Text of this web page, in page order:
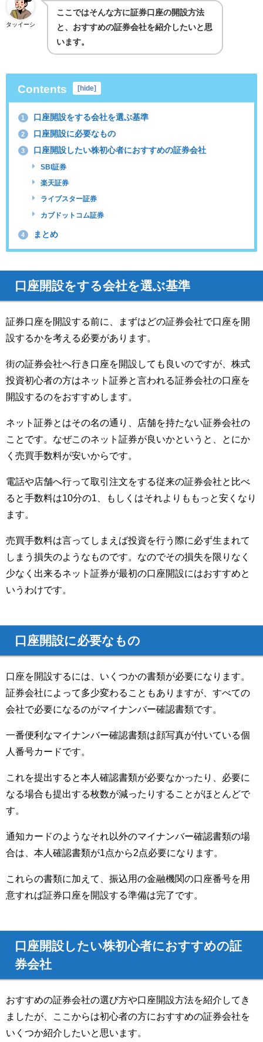
タッイーシ
ここではそんな方に証券口座の開設方法
と、おすすめの証券会社を紹介したいと思
います。
Contents [hide]
1 口座開設をする会社を選ぶ基準
2 口座開設に必要なもの
3 口座開設したい株初心者におすすめの証券会社
SBI証券
楽天証券
ライブスター証券
カブドットコム証券
4 まとめ
口座開設をする会社を選ぶ基準
証券口座を開設する前に、まずはどの証券会社で口座を開
設するかを考える必要があります。
街の証券会社へ行き口座を開設しても良いのですが、株式
投資初心者の方はネット証券と言われる証券会社の口座を
開設するのをおすすめします。
ネット証券とはその名の通り、店舗を持たない証券会社の
ことです。なぜこのネット証券が良いかというと、とにか
く売買手数料が安いからです。
電話や店舗へ行って取引注文をする従来の証券会社と比べ
ると手数料は10分の1、もしくはそれよりももっと安くなり
ます。
売買手数料は言ってしまえば投資を行う際に必ず生まれて
しまう損失のようなものです。なのでその損失を限りなく
少なく出来るネット証券が最初の口座開設にはおすすめと
いうわけです。
口座開設に必要なもの
口座を開設するには、いくつかの書類が必要になります。
証券会社によって多少変わることもありますが、すべての
会社で必要になるのがマイナンバー確認書類です。
一番便利なマイナンバー確認書類は顔写真が付いている個
人番号カードです。
これを提出すると本人確認書類が必要なかったり、必要に
なる場合も提出する枚数が減ったりすることがほとんどで
す。
通知カードのようなそれ以外のマイナンバー確認書類の場
合は、本人確認書類が1点から2点必要になります。
これらの書類に加えて、振込用の金融機関の口座番号を用
意すれば証券口座を開設する準備は完了です。
口座開設したい株初心者におすすめの証
券会社
おすすめの証券会社の選び方や口座開設方法を紹介してき
ましたが、ここからは初心者の方におすすめの証券会社を
いくつか紹介したいと思います。